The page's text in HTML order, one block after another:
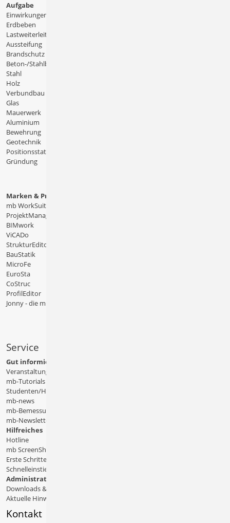
Aufgabe
Einwirkungen
Erdbeben
Lastweiterleitung
Aussteifung
Brandschutz
Beton-/Stahlbeton
Stahl
Holz
Verbundbau
Glas
Mauerwerk
Aluminium
Bewehrung
Geotechnik
Positionsstatik
Gründung
Marken & Produkte
mb WorkSuite
ProjektManager
BIMwork
ViCADo
StrukturEditor
BauStatik
MicroFe
EuroSta
CoStruc
ProfilEditor
Jonny - die mb-App
Service
Gut informiert
Veranstaltungen
mb-Tutorials
Studenten/Hochschule
mb-news
mb-Bemessungstafeln
mb-Newsletter
Hilfreiches
Hotline
mb ScreenShare
Erste Schritte
Schnelleinstiege & Doku
Administratives
Downloads & Patches
Aktuelle Hinweise
Kontakt